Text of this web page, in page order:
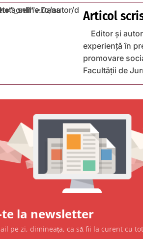
Articol
Editor și
experiență în
promovare
Facultății de
te la newsletter
pe zi, dimineața, ca să fii la curent cu